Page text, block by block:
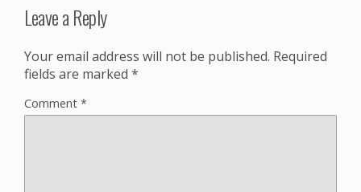
Leave a Reply
Your email address will not be published. Required
fields are marked *
Comment *